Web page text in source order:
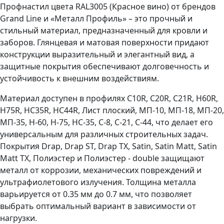
Профнастил цвета RAL3005 (Красное вино) от брендов
Grand Line и «Металл Профиль» – это прочный и
стильный материал, предназначенный для кровли и
заборов. Глянцевая и матовая поверхности придают
конструкции выразительный и элегантный вид, а
защитные покрытия обеспечивают долговечность и
устойчивость к внешним воздействиям.
Материал доступен в профилях C10R, C20R, C21R, H60R,
H75R, HC35R, HC44R, Лист плоский, МП-10, МП-18, МП-20,
МП-35, Н-60, Н-75, НС-35, С-8, С-21, С-44, что делает его
универсальным для различных строительных задач.
Покрытия Drap, Drap ST, Drap TX, Satin, Satin Matt, Satin
Matt TX, Полиэстер и Полиэстер - double защищают
металл от коррозии, механических повреждений и
ультрафиолетового излучения. Толщина металла
варьируется от 0.35 мм до 0.7 мм, что позволяет
выбрать оптимальный вариант в зависимости от
нагрузки.